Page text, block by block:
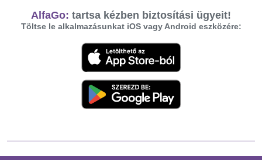
AlfaGo: tartsa kézben biztosítási ügyeit!
Töltse le alkalmazásunkat iOS vagy Android eszközére: